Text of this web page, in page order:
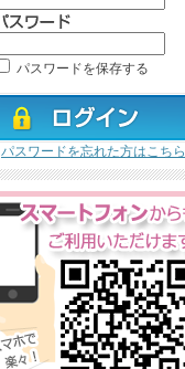
パスワードを保存する
パスワードを忘れた方はこちら